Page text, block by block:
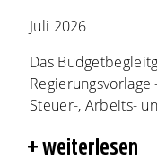
Juli 2026
Das
Steuer-, Arbeits-
weiterlesen